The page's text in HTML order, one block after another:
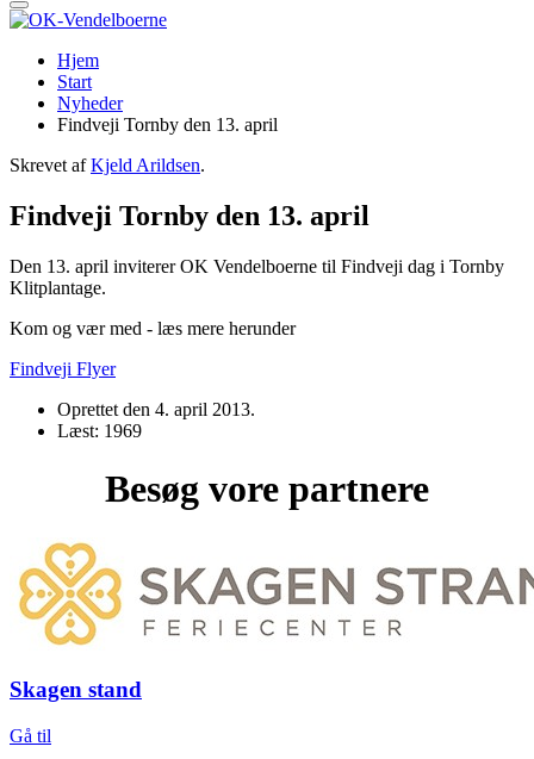
Hjem
Start
Nyheder
Findveji Tornby den 13. april
Skrevet afKjeld Arildsen.
Findveji Tornby den 13. april
Den 13. april inviterer OK Vendelboerne til Findveji dag i Tornby
Klitplantage.
Kom og vær med - læs mere herunder
Findveji Flyer
Oprettet den 4. april 2013.
Læst: 1969
Besøg vore partnere
Skagen stand
Gå til